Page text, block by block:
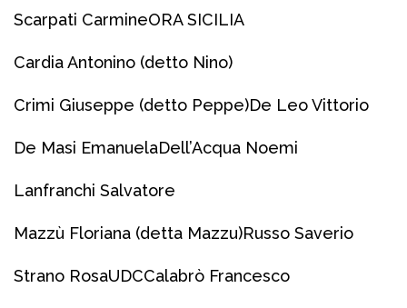
Scarpati CarmineORA SICILIA
Cardia Antonino (detto Nino)
Crimi Giuseppe (detto Peppe)De Leo Vittorio
De Masi EmanuelaDell’Acqua Noemi
Lanfranchi Salvatore
Mazzù Floriana (detta Mazzu)Russo Saverio
Strano RosaUDCCalabrò Francesco